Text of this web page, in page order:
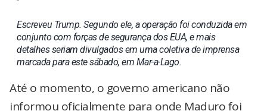
Escreveu Trump. Segundo ele, a operação foi conduzida em
conjunto com forças de segurança dos EUA, e mais
detalhes seriam divulgados em uma coletiva de imprensa
marcada para este sábado, em Mar-a-Lago.
Até o momento, o governo americano não
informou oficialmente para onde Maduro foi